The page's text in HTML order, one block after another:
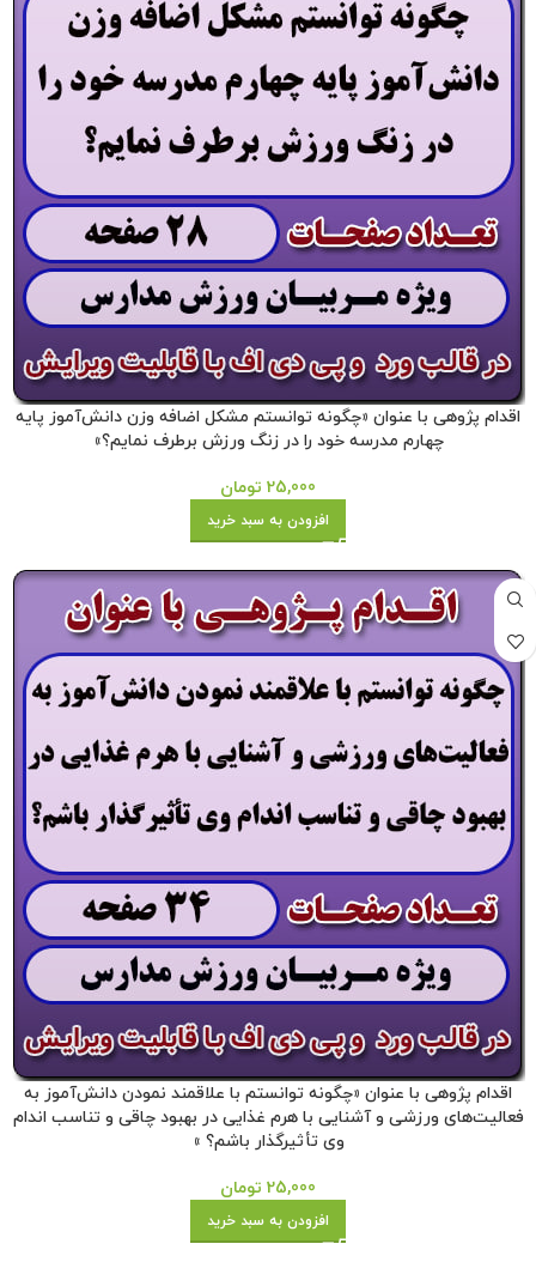
اقدام پژوهی با عنوان «چگونه توانستم مشکل اضافه وزن دانش‌آموز پایه
چهارم مدرسه خود را در زنگ ورزش برطرف نمایم؟»
25,000 تومان
افزودن به سبد خرید
اقدام پژوهی با عنوان «چگونه توانستم با علاقمند نمودن دانش‌آموز به
فعالیت‌های ورزشی و آشنایی با هرم غذایی در بهبود چاقی و تناسب اندام
وی تأثیرگذار باشم؟ »
25,000 تومان
افزودن به سبد خرید